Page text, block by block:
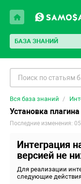
БАЗА ЗНАНИЙ
Вся база знаний
Установка
Последние изменения:
Интеграция
версией не
Для реализации
следующие